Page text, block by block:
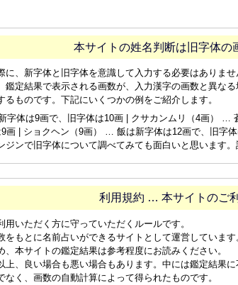
本サイトの姓名判断は旧字体の
に、新字体と旧字体を意識して入力する必要はありま
鑑定結果で表示される画数が、入力漢字の画数と異な
るものです。下記にいくつかの例をご紹介します。
字体は9画で、旧字体は10画 | クサカンムリ（4画） …
画 | ショクヘン（9画） … 飯は新字体は12画で、旧字
ジンで旧字体について調べてみても面白いと思います
利用規約 … 本サイトのご
いただく方に守っていただくルールです。
をもとに名前占いができるサイトとして運営していま
本サイトの鑑定結果は参考程度にお読みください。
上、良い場合も悪い場合もあります。中には鑑定結果
く、画数の自動計算によって得られたものです。